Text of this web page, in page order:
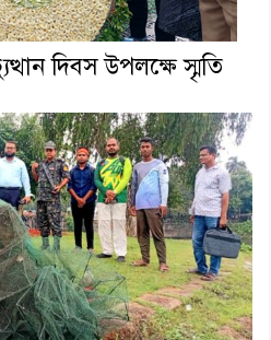
দিবস উপলক্ষে স্মৃতি